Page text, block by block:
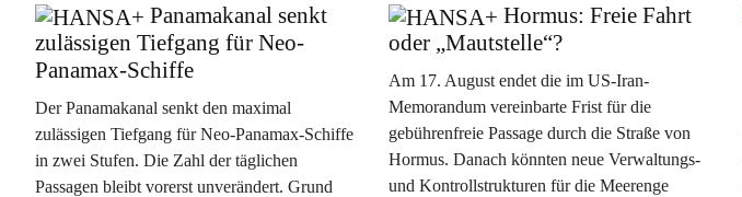
Panamakanal senkt
zulässigen Tiefgang für Neo-
Panamax-Schiffe
Der Panamakanal senkt den maximal
zulässigen Tiefgang für Neo-Panamax-Schiffe
in zwei Stufen. Die Zahl der täglichen
Passagen bleibt vorerst unverändert. Grund
Hormus: Freie Fahrt
oder „Mautstelle“?
Am 17. August endet die im US-Iran-
Memorandum vereinbarte Frist für die
gebührenfreie Passage durch die Straße von
Hormus. Danach könnten neue Verwaltungs-
und Kontrollstrukturen für die Meerenge